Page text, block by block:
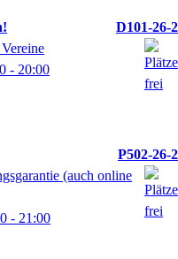
D101-26-2
- 20:00
P502-26-2
(auch online
- 21:00